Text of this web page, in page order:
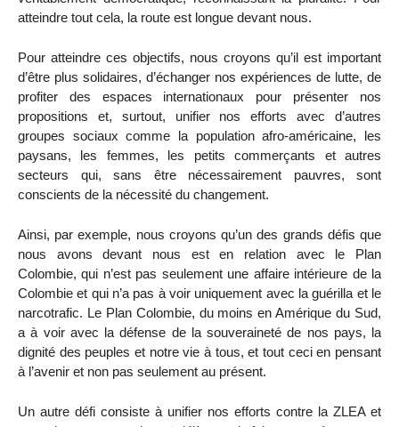
atteindre tout cela, la route est longue devant nous.
Pour atteindre ces objectifs, nous croyons qu’il est important
d’être plus solidaires, d’échanger nos expériences de lutte, de
profiter des espaces internationaux pour présenter nos
propositions et, surtout, unifier nos efforts avec d’autres
groupes sociaux comme la population afro-américaine, les
paysans, les femmes, les petits commerçants et autres
secteurs qui, sans être nécessairement pauvres, sont
conscients de la nécessité du changement.
Ainsi, par exemple, nous croyons qu’un des grands défis que
nous avons devant nous est en relation avec le Plan
Colombie, qui n’est pas seulement une affaire intérieure de la
Colombie et qui n’a pas à voir uniquement avec la guérilla et le
narcotrafic. Le Plan Colombie, du moins en Amérique du Sud,
a à voir avec la défense de la souveraineté de nos pays, la
dignité des peuples et notre vie à tous, et tout ceci en pensant
à l’avenir et non pas seulement au présent.
Un autre défi consiste à unifier nos efforts contre la ZLEA et